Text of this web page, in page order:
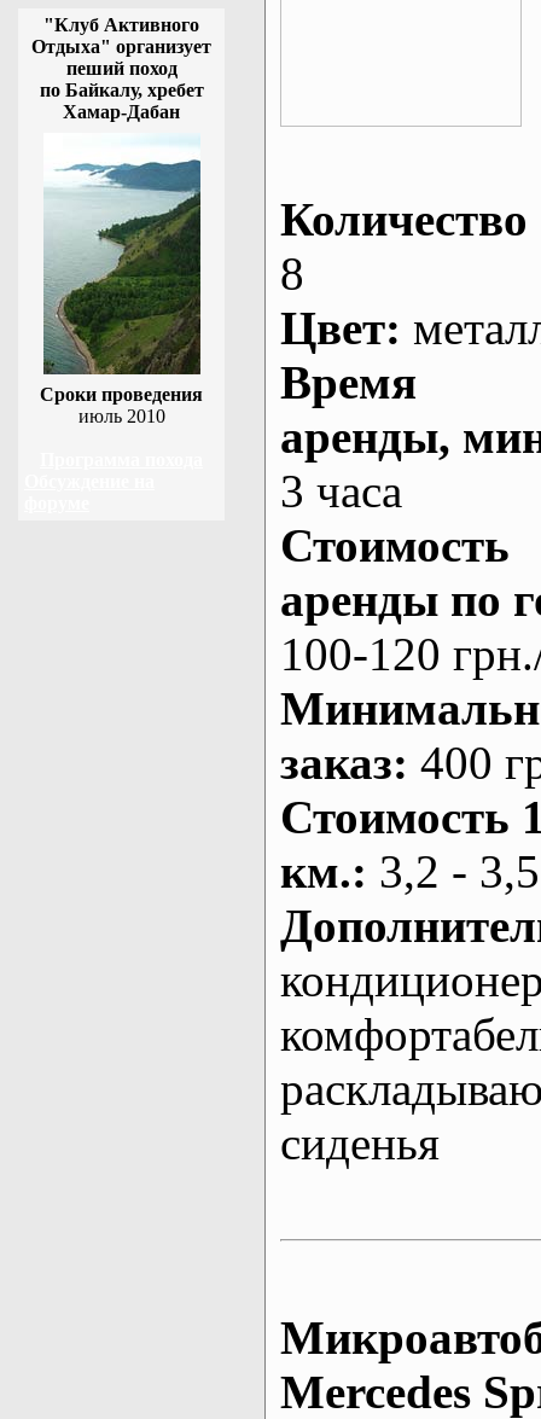
"Клуб Активного
Отдыха" организует
пеший поход
по Байкалу, хребет
Хамар-Дабан
Сроки проведения
июль 2010
Количество
8
Цвет:
Время
аренды,
3 часа
Стоимость
аренды по
100-120
заказ: 400
Стоимость
км.: 3,2 -
сиденья
Mеrcedes